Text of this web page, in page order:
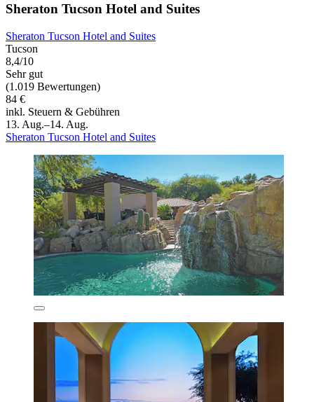
Sheraton Tucson Hotel and Suites
Sheraton Tucson Hotel and Suites
Tucson
8,4/10
Sehr gut
(1.019 Bewertungen)
84 €
inkl. Steuern & Gebühren
13. Aug.–14. Aug.
Sheraton Tucson Hotel and Suites